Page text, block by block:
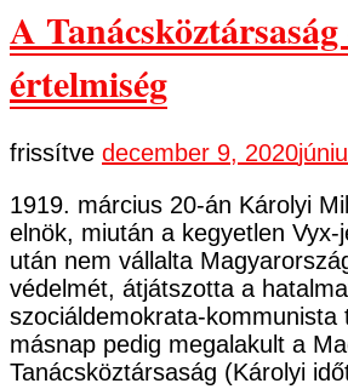
A
értelmiség
frissítve december 9, 2020
1919. március 20-án Károlyi
elnök, miután a kegyetlen Vyx-
után nem vállalta
védelmét, átjátszotta a
szociáldemokrata-kommunista
másnap pedig megalakult a
Tanácsköztársaság (Károlyi